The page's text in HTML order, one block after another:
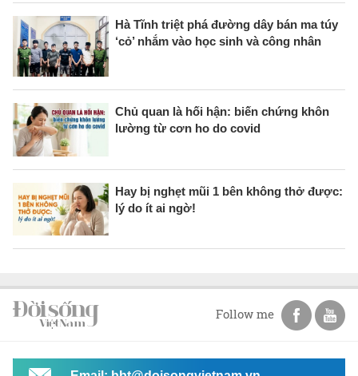
Hà Tĩnh triệt phá đường dây bán ma túy
‘cỏ’ nhắm vào học sinh và công nhân
Chủ quan là hối hận: biến chứng khôn
lường từ cơn ho do covid
Hay bị nghẹt mũi 1 bên không thở được:
lý do ít ai ngờ!
Follow me